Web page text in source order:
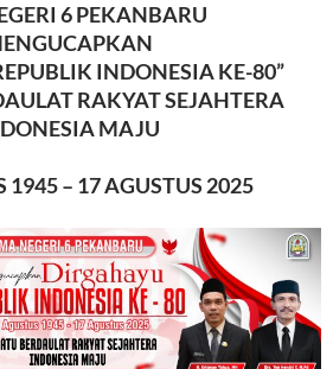
6 PEKANBARU
INDONESIA KE-80”
RAKYAT SEJAHTERA
MAJU
1945 – 17 AGUSTUS 2025